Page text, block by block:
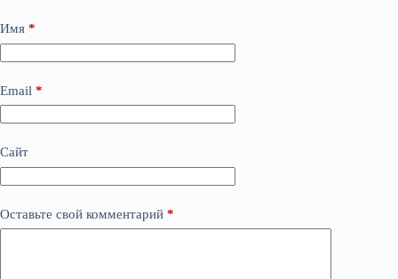
Имя *
Email *
Сайт
Оставьте свой комментарий *